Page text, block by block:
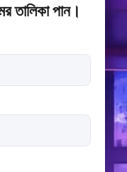
তালিকা পান।